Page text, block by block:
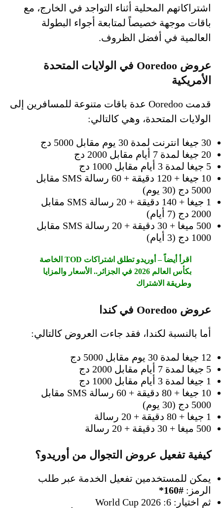
اشتراكاتهم المحلية أثناء التواجد في الخارج، مع
باقات موجهة خصيصاً لمتابعة أجواء البطولة
العالمية في أفضل الظروف.
عروض Ooredoo في الولايات المتحدة
الأمريكية
قدمت Ooredoo عدة باقات متنوعة للمسافرين إلى
الولايات المتحدة، وهي كالتالي:
30 جيغا انترنت لمدة 30 يوم مقابل 5000 دج
20 جيغا لمدة 7 أيام مقابل 2000 دج
5 جيغا لمدة 3 أيام مقابل 1000 دج
10 جيغا + 120 دقيقة + 60 رسالة SMS مقابل
5000 دج (30 يوم)
1 جيغا + 140 دقيقة + 20 رسالة SMS مقابل
2000 دج (7 أيام)
500 ميغا + 30 دقيقة + 20 رسالة SMS مقابل
1000 دج (3 أيام)
اقرأ أيضاً – أوريدو تطلق اشتراكات TOD الخاصة
بكأس العالم 2026 في الجزائر.. الأسعار والمزايا
وطريقة الاشتراك
عروض Ooredoo في كندا
أما بالنسبة لكندا، فقد جاءت العروض كالتالي:
12 جيغا لمدة 30 يوم مقابل 5000 دج
5 جيغا لمدة 7 أيام مقابل 2000 دج
1 جيغا لمدة 3 أيام مقابل 1000 دج
10 جيغا + 80 دقيقة + 60 رسالة SMS مقابل
5000 دج (30 يوم)
1 جيغا + 80 دقيقة + 20 رسالة
500 ميغا + 30 دقيقة + 20 رسالة
كيفية تفعيل عروض التجوال من أوريدو؟
يمكن للمستخدمين تفعيل الخدمة عبر طلب
الرمز: #160*
ثم اختيار: 6: World Cup 2026